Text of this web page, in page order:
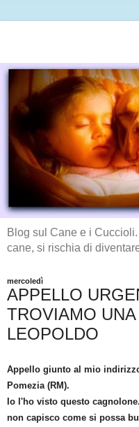
Blog sul Cane e i
cane, si rischia di
mercoledì
APPELLO
TROVIAMO
LEOPOLDO
Appello giunto al mio
Pomezia (RM).
Io l'ho visto questo
non capisco come si possa